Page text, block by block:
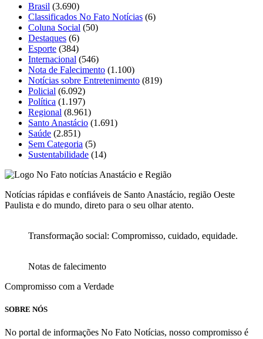
Brasil (3.690)
Classificados No Fato Notícias (6)
Coluna Social (50)
Destaques (6)
Esporte (384)
Internacional (546)
Nota de Falecimento (1.100)
Notícias sobre Entretenimento (819)
Policial (6.092)
Política (1.197)
Regional (8.961)
Santo Anastácio (1.691)
Saúde (2.851)
Sem Categoria (5)
Sustentabilidade (14)
Notícias rápidas e confiáveis de Santo Anastácio, região Oeste
Paulista e do mundo, direto para o seu olhar atento.
Transformação social: Compromisso, cuidado, equidade.
Notas de falecimento
Compromisso com a Verdade
SOBRE NÓS
No portal de informações No Fato Notícias, nosso compromisso é